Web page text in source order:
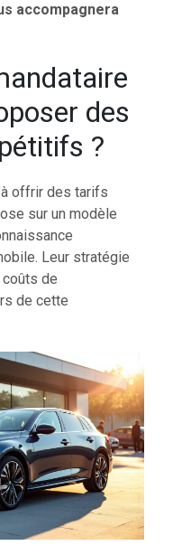
accompagnera
des
?
offrir des tarifs
sur un modèle
Leur stratégie
de
de cette